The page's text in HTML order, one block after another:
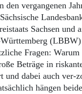
vergangenen
Sachsen und
Fragen: Warum
Beträge in
und dabei auch ver-
hängen